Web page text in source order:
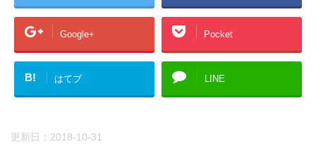
Google+ Pocket
B! はてブ LINE
更新日： 2018-10-31